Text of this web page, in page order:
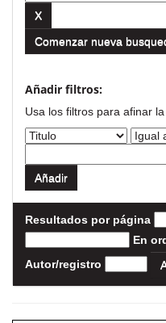
Comenzar nueva
Añadir filtros:
Usa los filtros para afinar la
Resultados por página
En
Autor/registro